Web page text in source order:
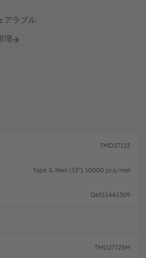
アラブル
理
TMD27123
Tape & Reel (13”) 10000 pcs/reel
Q65114A1309
TMD27123M